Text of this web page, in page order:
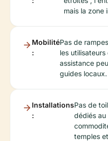
mais la zone
Mobilité
:
Pas de
les
assistance
guides locaux.
Installations
:
Pas de
dédiés au
temples